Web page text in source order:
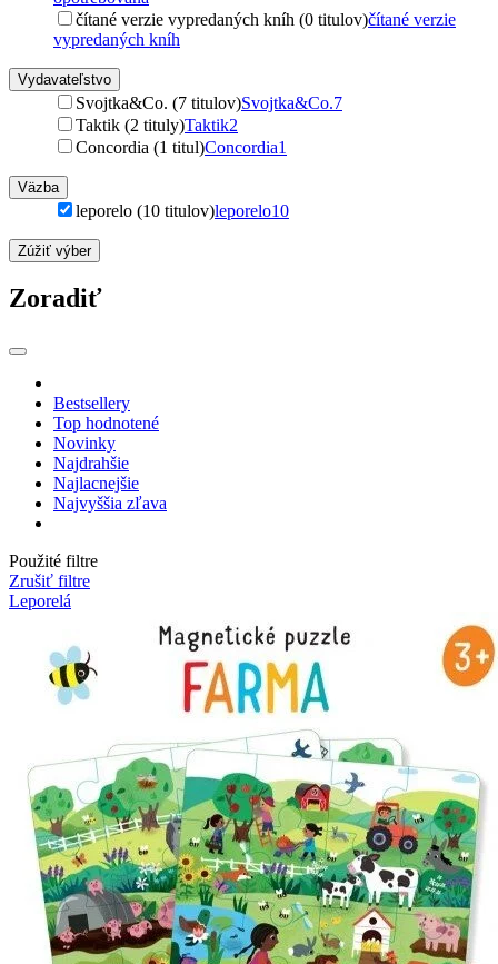
čítané verzie vypredaných kníh (0 titulov)čítané verzie
vypredaných kníh
Vydavateľstvo
Svojtka&Co. (7 titulov)Svojtka&Co.7
Taktik (2 tituly)Taktik2
Concordia (1 titul)Concordia1
Väzba
leporelo (10 titulov)leporelo10
Zúžiť výber
Zoradiť
Bestsellery
Top hodnotené
Novinky
Najdrahšie
Najlacnejšie
Najvyššia zľava
Použité filtre
Zrušiť filtre
Leporelá